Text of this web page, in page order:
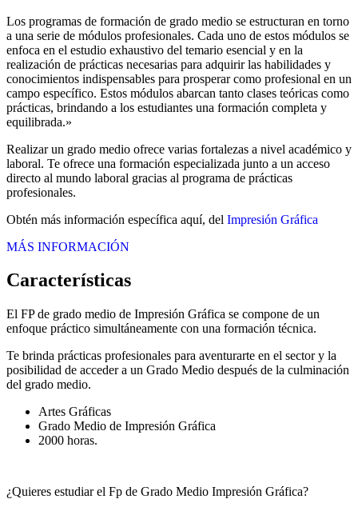
Los programas de formación de grado medio se estructuran en torno
a una serie de módulos profesionales. Cada uno de estos módulos se
enfoca en el estudio exhaustivo del temario esencial y en la
realización de prácticas necesarias para adquirir las habilidades y
conocimientos indispensables para prosperar como profesional en un
campo específico. Estos módulos abarcan tanto clases teóricas como
prácticas, brindando a los estudiantes una formación completa y
equilibrada.»
Realizar un grado medio ofrece varias fortalezas a nivel académico y
laboral. Te ofrece una formación especializada junto a un acceso
directo al mundo laboral gracias al programa de prácticas
profesionales.
Obtén más información específica aquí, del Impresión Gráfica
MÁS INFORMACIÓN
Características
El FP de grado medio de Impresión Gráfica se compone de un
enfoque práctico simultáneamente con una formación técnica.
Te brinda prácticas profesionales para aventurarte en el sector y la
posibilidad de acceder a un Grado Medio después de la culminación
del grado medio.
Artes Gráficas
Grado Medio de Impresión Gráfica
2000 horas.
¿Quieres estudiar el Fp de Grado Medio Impresión Gráfica?